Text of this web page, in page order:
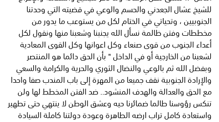
للشيخ عشال الجعدني والحسم والوعي في قضيته التي وحدتنا
الجنوبيين ، وتحياتي في الختام لكل من يستوعب ما يدور من
مخططات وفتن ظالمة نسأل الله يجنبنا وشعبنا منها ونقول لكل
أعداء الجنوب من قوى صنعاء وكل اعوانها وكل القوى المعادية
لشعبنا من الخارجية أو في الداخل " بأن الحق دائما هو المنتصر
وبفضل الله ثم بالوعي والنضال الثوري والحرية والكرامة والسعي
والإرادة الجنوبية نقف جميعا من المهرة إلى باب المندب صفا واحدا
مع الحق والعدالة والهدف المنشود.. ضد الفتن المخطط لها ولن
تنكس رؤوسنا طالما ضمائرنا حيه وعشق الوطن لا ينتهي حتى تطهير
واستعادة كامل تراب ارضه الطاهرة وعودة دولتنا كاملة السيادة